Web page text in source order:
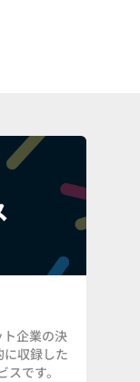
ト企業の決
収録した
です。